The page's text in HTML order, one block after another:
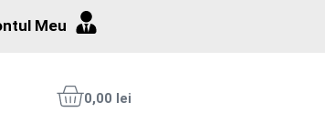
Meu
0,00 lei